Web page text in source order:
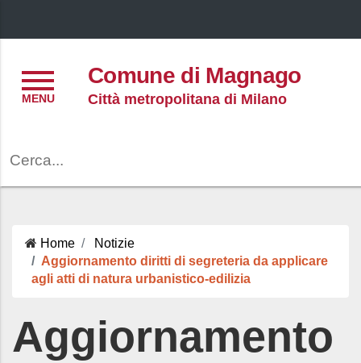
Comune di Magnago
Città metropolitana di Milano
Home
Notizie
Aggiornamento diritti di segreteria da applicare
agli atti di natura urbanistico-edilizia
Aggiornamento